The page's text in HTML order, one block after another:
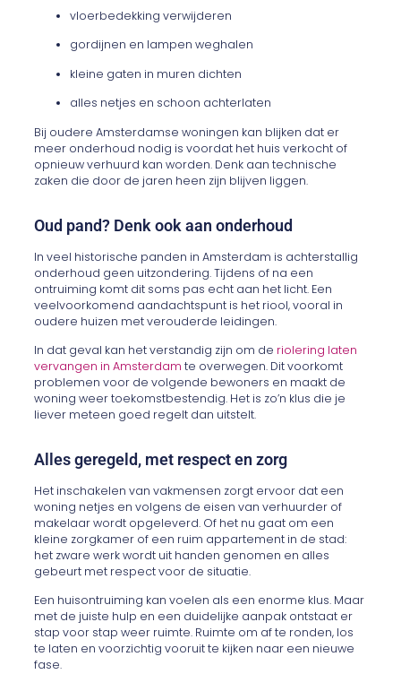
vloerbedekking verwijderen
gordijnen en lampen weghalen
kleine gaten in muren dichten
alles netjes en schoon achterlaten
Bij oudere Amsterdamse woningen kan blijken dat er
meer onderhoud nodig is voordat het huis verkocht of
opnieuw verhuurd kan worden. Denk aan technische
zaken die door de jaren heen zijn blijven liggen.
Oud pand? Denk ook aan onderhoud
In veel historische panden in Amsterdam is achterstallig
onderhoud geen uitzondering. Tijdens of na een
ontruiming komt dit soms pas echt aan het licht. Een
veelvoorkomend aandachtspunt is het riool, vooral in
oudere huizen met verouderde leidingen.
In dat geval kan het verstandig zijn om de riolering laten
vervangen in Amsterdam te overwegen. Dit voorkomt
problemen voor de volgende bewoners en maakt de
woning weer toekomstbestendig. Het is zo’n klus die je
liever meteen goed regelt dan uitstelt.
Alles geregeld, met respect en zorg
Het inschakelen van vakmensen zorgt ervoor dat een
woning netjes en volgens de eisen van verhuurder of
makelaar wordt opgeleverd. Of het nu gaat om een
kleine zorgkamer of een ruim appartement in de stad:
het zware werk wordt uit handen genomen en alles
gebeurt met respect voor de situatie.
Een huisontruiming kan voelen als een enorme klus. Maar
met de juiste hulp en een duidelijke aanpak ontstaat er
stap voor stap weer ruimte. Ruimte om af te ronden, los
te laten en voorzichtig vooruit te kijken naar een nieuwe
fase.